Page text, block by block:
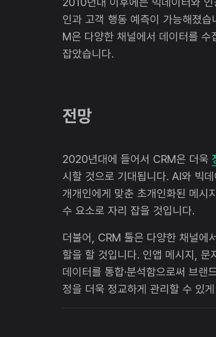
인과 고객 행동 예측이 가능해졌
M은 다양한 채널에서 데이터를
잡았습니다.
전망
2020년대에 들어서 CRM은 더욱
시할 것으로 기대됩니다. AI와 빅
개개인에게 맞춘 초개인화된 메시
수 요소로 자리 잡을 것입니다.
더불어, CRM 툴은 다양한 채널에
할을 할 것입니다. 인앱 메시지, 문
데이터를 통합·분석함으로써 브
정을 더욱 정교하게 관리할 수 있